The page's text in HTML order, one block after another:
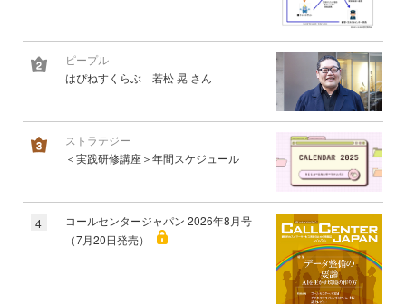
ピープル
はぴねすくらぶ 若松 晃 さん
ストラテジー
＜実践研修講座＞年間スケジュール
4
コールセンタージャパン 2026年8月号
（7月20日発売）